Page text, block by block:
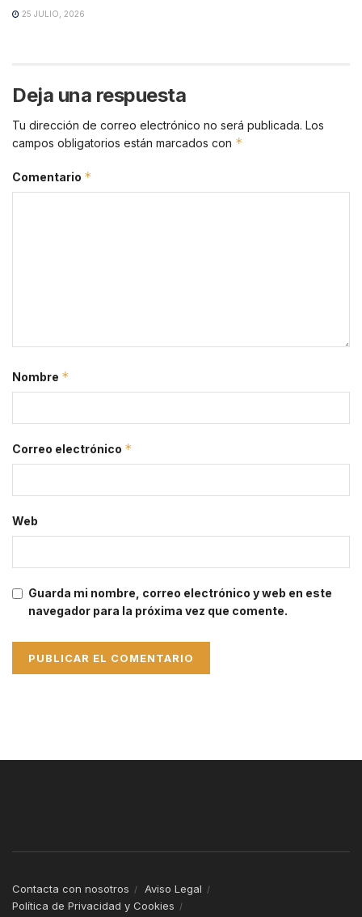
25 JULIO, 2026
Deja una respuesta
Tu dirección de correo electrónico no será publicada. Los
campos obligatorios están marcados con *
Comentario *
Nombre *
Correo electrónico *
Web
Guarda mi nombre, correo electrónico y web en este
navegador para la próxima vez que comente.
Contacta con nosotros
Aviso Legal
Política de Privacidad y Cookies